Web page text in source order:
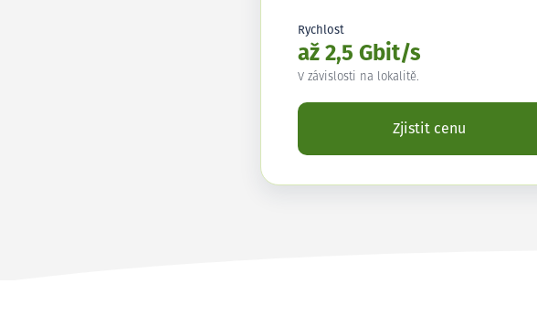
Rychlost
až 2,5 Gbit/s
V závislosti na lokalitě.
Zjistit cenu